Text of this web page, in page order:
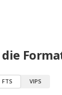
die
FTS VIPS